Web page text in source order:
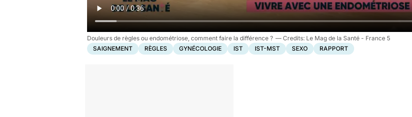
Douleurs de règles ou endométriose, comment faire la différence ?
Le Mag de la Santé - France 5
SAIGNEMENT
RÈGLES GYNÉCOLOGIE IST IST-MST SEXO RAPPORT